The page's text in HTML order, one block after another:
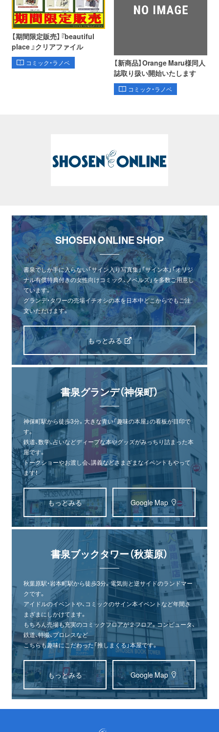
【期間限定販売】『beautiful
place 』クリアファイル
コミック・ラノベ
【新商品】Orange Maru様同人
誌取り扱い開始いたします
コミック・ラノベ
SHOSEN ONLINE SHOP
書泉でしか手に入らない「サイン入り写真集」「サイン本」「オリジ
ナル有償特典付きの女性向けコミック、ノベルズ」を多数ご用意し
ています。
グランデ・タワーの売場イチオシの本を日本中どこからでもご注
文いただけます。
もっとみる
書泉グランデ（神保町）
神保町駅から徒歩3分。大きな青い「趣味の本屋」の看板が目印で
す。
鉄道、数学、占いなどディープな本やグッズがみっちり詰まった本
屋です。
トークショーやお渡し会、講義などさまざまなイベントもやって
ます！
もっとみる Google Map
書泉ブックタワー（秋葉原）
秋葉原駅・岩本町駅から徒歩3分。電気街と逆サイドのランドマー
クです。
アイドルのイベントや、コミックのサイン本イベントなど年間さ
まざまにしかけてます。
もちろん売場も充実のコミックフロアが２フロア。コンピュータ、
鉄道、特撮、プロレスなど
こちらも趣味にこだわった「推しまくる」本屋です。
もっとみる Google Map